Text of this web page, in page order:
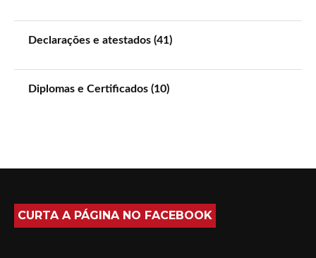
Declarações e atestados (41)
Diplomas e Certificados (10)
CURTA A PÁGINA NO FACEBOOK